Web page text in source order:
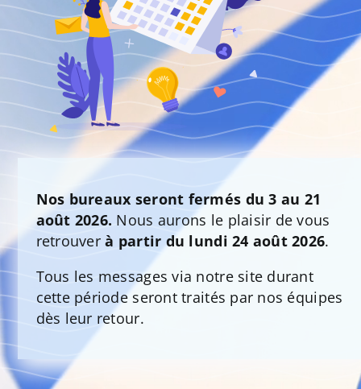
Nos bureaux seront fermés du 3 au 21
août 2026. Nous aurons le plaisir de vous
retrouverà partir du lundi 24 août 2026.
Tous les messages via notre site durant
cette période seront traités par nos équipes
dès leur retour.